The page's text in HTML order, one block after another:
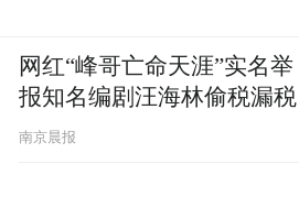
网红“峰哥亡命天涯”实名举
报知名编剧汪海林偷税漏税
南京晨报